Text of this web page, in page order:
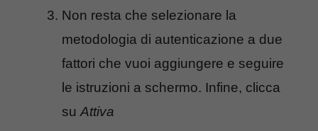
Non resta che selezionare la
metodologia di autenticazione a due
fattori che vuoi aggiungere e seguire
le istruzioni a schermo. Infine, clicca
suAttiva